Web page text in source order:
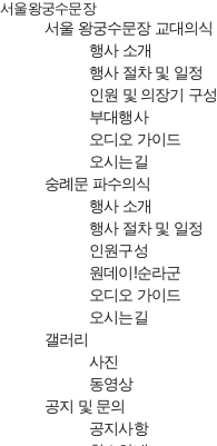
서울왕궁수문장
서울 왕궁수문장 교대의식
행사 소개
행사 절차 및 일정
인원 및 의장기 구성
부대행사
오디오 가이드
오시는길
숭례문 파수의식
행사 소개
행사 절차 및 일정
인원구성
원데이!순라군
오디오 가이드
오시는길
갤러리
사진
동영상
공지 및 문의
공지사항